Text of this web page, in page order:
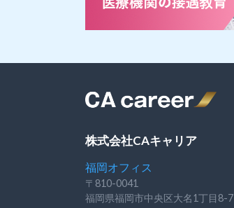
株式会社CAキャリア
福岡オフィス
〒810-0041
福岡県福岡市中央区大名1丁目8-7